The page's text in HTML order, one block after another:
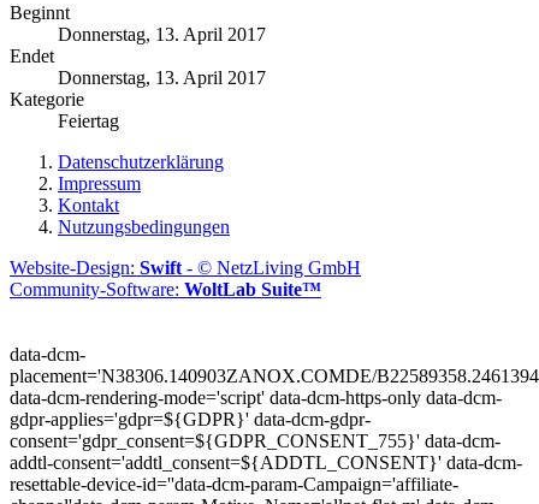
Beginnt
Donnerstag, 13. April 2017
Endet
Donnerstag, 13. April 2017
Kategorie
Feiertag
Datenschutzerklärung
Impressum
Kontakt
Nutzungsbedingungen
Website-Design: Swift - © NetzLiving GmbH
Community-Software: WoltLab Suite™
data-dcm-
placement='N38306.140903ZANOX.COMDE/
data-dcm-rendering-mode='script' data-dcm-https-only data-dcm-
gdpr-applies='gdpr=${GDPR}' data-dcm-gdpr-
consent='gdpr_consent=${GDPR_CONSENT_755}' data-dcm-
addtl-consent='addtl_consent=${ADDTL_CONSENT}' data-dcm-
resettable-device-id=''data-dcm-param-Campaign='affiliate-